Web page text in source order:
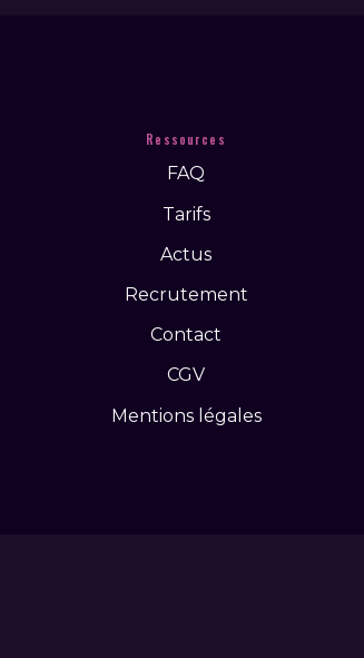
Ressources
FAQ
Tarifs
Actus
Recrutement
Contact
CGV
Mentions légales